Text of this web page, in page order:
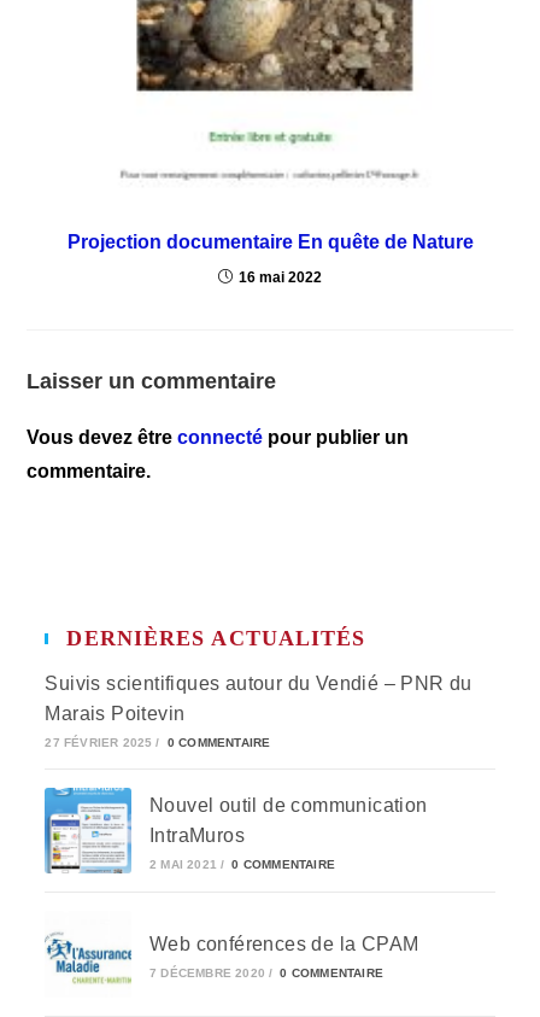
Projection documentaire En quête de Nature
16 mai 2022
Laisser un commentaire
Vous devez êtreconnecté pour publier un
commentaire.
DERNIÈRES ACTUALITÉS
Suivis scientifiques autour du Vendié – PNR du
Marais Poitevin
27 FÉVRIER 2025 / 0 COMMENTAIRE
Nouvel outil de communication
IntraMuros
2 MAI 2021 / 0 COMMENTAIRE
Web conférences de la CPAM
7 DÉCEMBRE 2020 / 0 COMMENTAIRE